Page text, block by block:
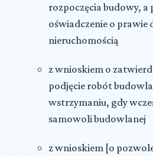
rozpoczęcia budowy, a
oświadczenie o prawie
nieruchomością
z wnioskiem o
podjęcie robót
wstrzymaniu, gdy
samowoli budowlanej
z wnioskiem [o